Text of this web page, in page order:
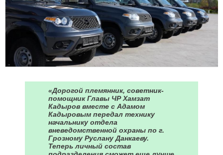
«Дорогой племянник, советник-
помощник Главы ЧР Хамзат
Кадыров вместе с Адамом
Кадыровым передал технику
начальнику отдела
вневедомственной охраны по г.
Грозному Руслану Данкаеву.
Теперь личный состав